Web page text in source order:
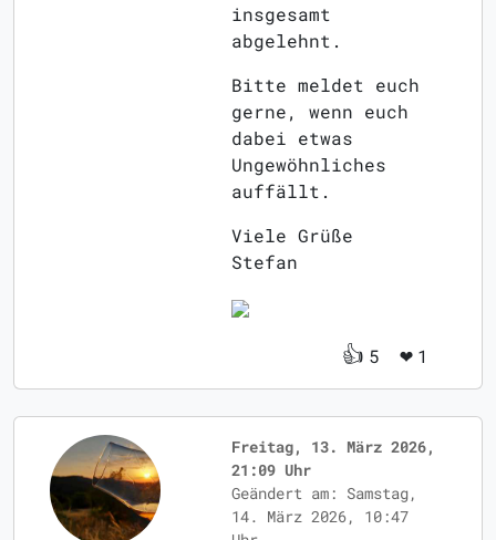
insgesamt
abgelehnt.
Bitte meldet euch
gerne, wenn euch
dabei etwas
Ungewöhnliches
auffällt.
Viele Grüße
Stefan
👍 5 ❤️ 1
Freitag, 13. März 2026,
21:09 Uhr
Geändert am: Samstag,
14. März 2026, 10:47